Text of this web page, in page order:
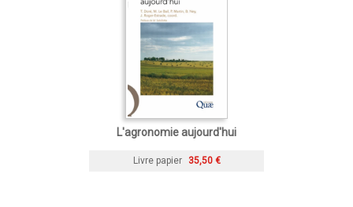
L'agronomie aujourd'hui
Livre papier 35,50 €